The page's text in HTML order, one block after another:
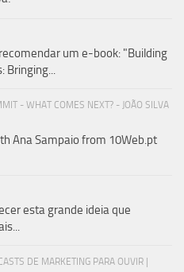
um e-book: "Building
Bringing...
- WHAT COMES NEXT? - JOÃO SILVA
Ana Sampaio from 10Web.pt
esta grande ideia que
DE MARKETING PARA OUVIR |